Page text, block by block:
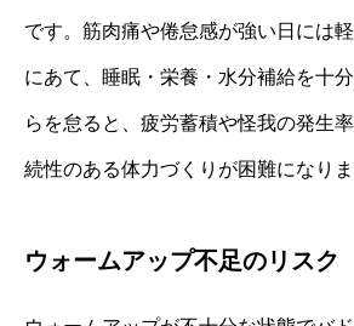
です。筋肉痛や倦怠感が強い日には
にあて、睡眠・栄養・水分補給を十
らを怠ると、疲労蓄積や怪我の発生
続性のある体力づくりが困難になりま
ウォームアップ不足のリスク